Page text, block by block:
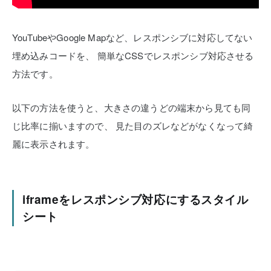
YouTubeやGoogle Mapなど、レスポンシブに対応してない
埋め込みコードを、
簡単なCSSでレスポンシブ対応させる
方法です。
以下の方法を使うと、大きさの違うどの端末から見ても同
じ比率に揃いますので、
見た目のズレなどがなくなって綺
麗に表示されます。
iframeをレスポンシブ対応にするスタイル
シート